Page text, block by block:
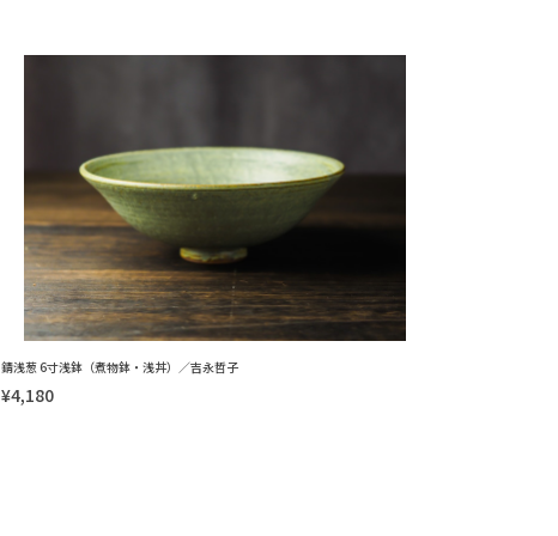
錆浅葱 6寸浅鉢（煮物鉢・浅丼）／吉永哲子
¥4,180